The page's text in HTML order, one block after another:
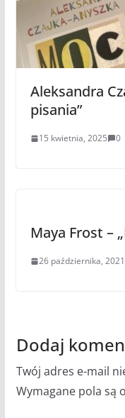
Aleksandra
pisania”
15 kwietnia, 2025 0
Maya Frost –
26 października, 2021
Dodaj
Twój adres e-mail
Wymagane pola są